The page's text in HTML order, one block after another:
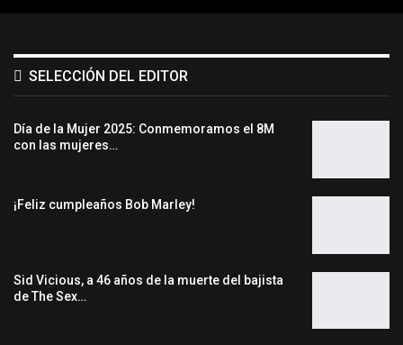
SELECCIÓN DEL EDITOR
Día de la Mujer 2025: Conmemoramos el 8M
con las mujeres…
¡Feliz cumpleaños Bob Marley!
Sid Vicious, a 46 años de la muerte del bajista
de The Sex…